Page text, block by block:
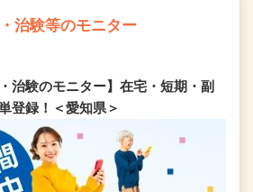
治験等のモニター
治験のモニター】在宅・短期・副
登録！＜愛知県＞